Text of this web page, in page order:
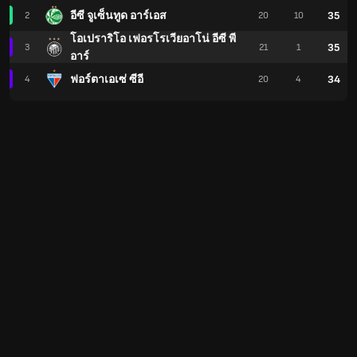
2 อีซี จูเซ็นทูด อาร์เอส
3
โอเปราริโอ เฟอรโรเวียอาโน่ อีซี พี
อาร์
4 ฟอร์ตาเอเซ่ ซีอี
20 10 35
21 1 35
20 4 34